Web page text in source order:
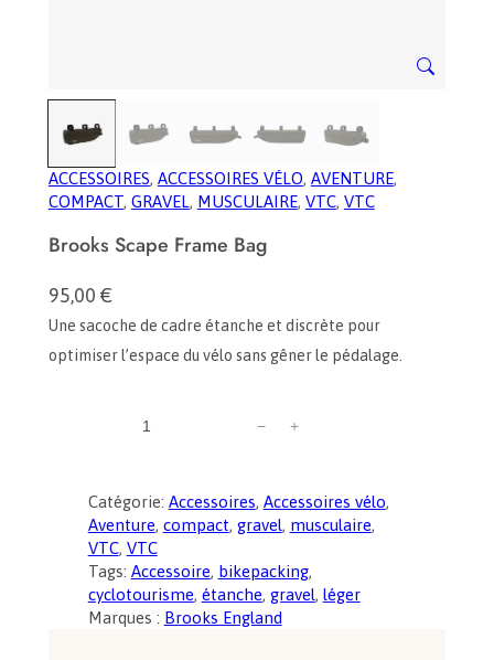
ACCESSOIRES, ACCESSOIRES VÉLO, AVENTURE
COMPACT, GRAVEL, MUSCULAIRE, VTC, VTC
Brooks Scape Frame Bag
95,00 €
Une sacoche de cadre étanche et discrète pour
optimiser l’espace du vélo sans gêner le pédalage.
− +
Catégorie: Accessoires, Accessoires vélo
Aventure, compact, gravel, musculaire
VTC, VTC
Tags: Accessoire, bikepacking
cyclotourisme, étanche, gravel, léger
Marques : Brooks England